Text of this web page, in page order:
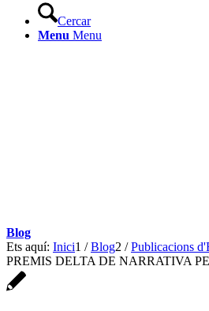
Cercar
Menu Menu
Blog
Ets aquí: Inici1 / Blog2 / Publicacions
PREMIS DELTA DE NARRATIVA